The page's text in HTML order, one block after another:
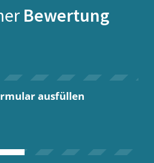
Bewertung
ausfüllen